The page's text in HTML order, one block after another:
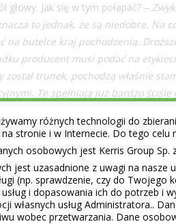
Jak się w tym połapać? –
to jednak, że są niedobre. Na
butelce kraj pochodzenia.
producent musi podać na
trunek, pochodzą właśnie
Te spełniają już bardzo
odbiorca musi zostać
z hektara itp. – informuje
niż Merlot
konkretnych odmian szczepów.
w innych regionach winiarskich.
ale bez większego powodzenia.–
różnych technologii do
stronie i w Internecie. Do tego
osobowych jest Kerris Group Sp.
jest uzasadnione z uwagi na
(np. sprawdzenie, czy do
i dopasowania ich do potrzeb i
własnych usług Administratora..
wobec przetwarzania. Dane